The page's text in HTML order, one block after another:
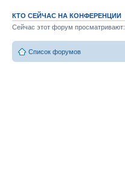
КТО СЕЙЧАС НА КОНФЕРЕНЦИИ
Сейчас этот форум просматривают:
Список форумов